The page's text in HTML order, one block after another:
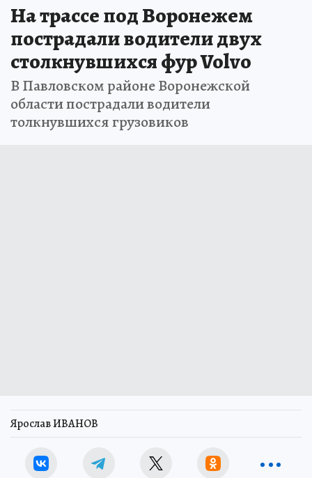
На трассе под Воронежем
пострадали водители двух
столкнувшихся фур Volvo
В Павловском районе Воронежской
области пострадали водители
толкнувшихся грузовиков
Ярослав ИВАНОВ